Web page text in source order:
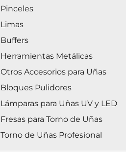
Pinceles
Limas
Buffers
Herramientas Metálicas
Otros Accesorios para Uñas
Bloques Pulidores
Lámparas para Uñas UV y LED
Fresas para Torno de Uñas
Torno de Uñas Profesional